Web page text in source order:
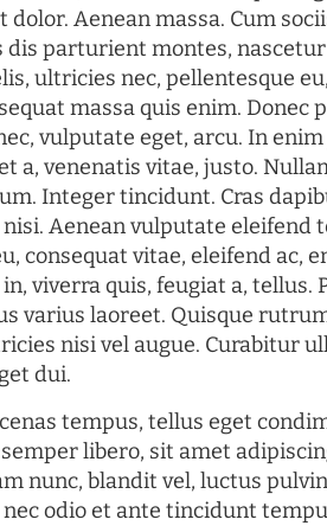
dolor. Aenean massa. Cum
dis parturient montes,
ultricies nec, pellentesque
massa quis enim. Donec
vulputate eget, arcu. In
a, venenatis vitae, justo.
Integer tincidunt. Cras
Aenean vulputate eleifend
consequat vitae, eleifend ac,
viverra quis, feugiat a, tellus.
varius laoreet. Quisque
nisi vel augue. Curabitur
dui.
tempus, tellus eget
libero, sit amet
nunc, blandit vel, luctus
odio et ante tincidunt